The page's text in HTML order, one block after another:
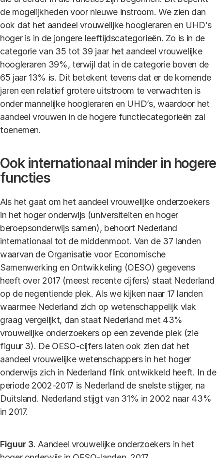
de mogelijkheden voor nieuwe instroom. We zien dan
ook dat het aandeel vrouwelijke hoogleraren en UHD’s
hoger is in de jongere leeftijdscategorieën. Zo is in de
categorie van 35 tot 39 jaar het aandeel vrouwelijke
hoogleraren 39%, terwijl dat in de categorie boven de
65 jaar 13% is. Dit betekent tevens dat er de komende
jaren een relatief grotere uitstroom te verwachten is
onder mannelijke hoogleraren en UHD’s, waardoor het
aandeel vrouwen in de hogere functiecategorieën zal
toenemen.
Ook internationaal minder in hogere
functies
Als het gaat om het aandeel vrouwelijke onderzoekers
in het hoger onderwijs (universiteiten en hoger
beroepsonderwijs samen), behoort Nederland
internationaal tot de middenmoot. Van de 37 landen
waarvan de Organisatie voor Economische
Samenwerking en Ontwikkeling (OESO) gegevens
heeft over 2017 (meest recente cijfers) staat Nederland
op de negentiende plek. Als we kijken naar 17 landen
waarmee Nederland zich op wetenschappelijk vlak
graag vergelijkt, dan staat Nederland met 43%
vrouwelijke onderzoekers op een zevende plek (zie
figuur 3). De OESO-cijfers laten ook zien dat het
aandeel vrouwelijke wetenschappers in het hoger
onderwijs zich in Nederland flink ontwikkeld heeft. In de
periode 2002-2017 is Nederland de snelste stijger, na
Duitsland. Nederland stijgt van 31% in 2002 naar 43%
in 2017.
Figuur 3. Aandeel vrouwelijke onderzoekers in het